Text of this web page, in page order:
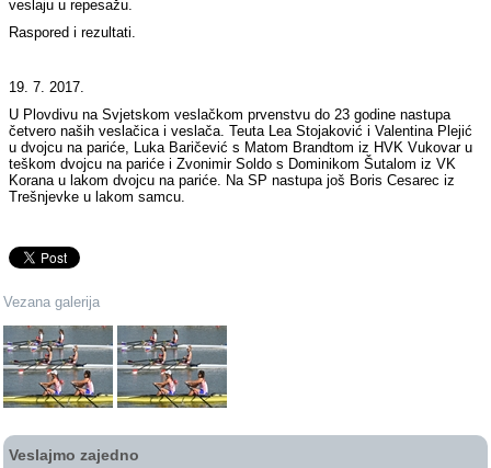
veslaju u repesažu.
Raspored i rezultati.
19. 7. 2017.
U Plovdivu na Svjetskom veslačkom prvenstvu do 23 godine nastupa
četvero naših veslačica i veslača. Teuta Lea Stojaković i Valentina Plejić
u dvojcu na pariće, Luka Baričević s Matom Brandtom iz HVK Vukovar u
teškom dvojcu na pariće i Zvonimir Soldo s Dominikom Šutalom iz VK
Korana u lakom dvojcu na pariće. Na SP nastupa još Boris Cesarec iz
Trešnjevke u lakom samcu.
Vezana galerija
Veslajmo zajedno